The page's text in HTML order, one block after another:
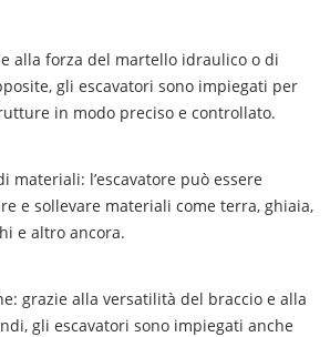
alla forza del martello idraulico o di
gli escavatori sono impiegati per
in modo preciso e controllato.
materiali: l’escavatore può essere
e sollevare materiali come terra, ghiaia,
e altro ancora.
grazie alla versatilità del braccio e alla
gli escavatori sono impiegati anche